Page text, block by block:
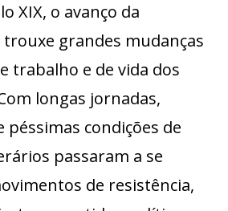
XIX, o avanço da
grandes mudanças
trabalho e de vida dos
longas jornadas,
péssimas condições de
passaram a se
de resistência,